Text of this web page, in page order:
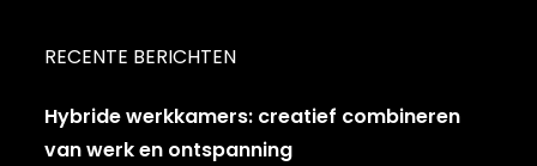
RECENTE BERICHTEN
Hybride werkkamers: creatief combineren
van werk en ontspanning